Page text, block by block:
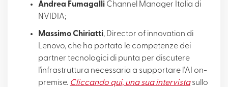
Andrea Fumagalli Channel Manager Italia di
NVIDIA;
Massimo Chiriatti, Director of innovation di
Lenovo, che ha portato le competenze dei
partner tecnologici di punta per discutere
l'infrastruttura necessaria a supportare l'AI on-
premise. Cliccando qui, una sua intervistasullo